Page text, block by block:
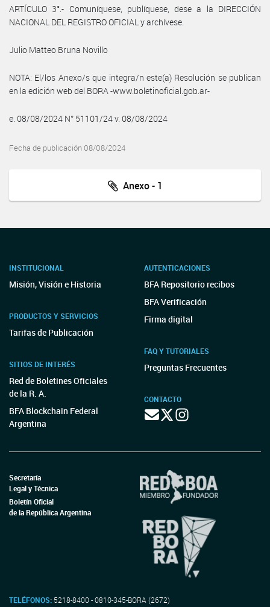
ARTÍCULO 3°.- Comuníquese, publíquese, dese a la DIRECCIÓN
NACIONAL DEL REGISTRO OFICIAL y archívese.
Julio Matteo Bruna Novillo
NOTA: El/los Anexo/s que integra/n este(a) Resolución se publican
en la edición web del BORA -www.boletinoficial.gob.ar-
e. 08/08/2024 N° 51101/24 v. 08/08/2024
Fecha de publicación 08/08/2024
Anexo - 1
INSTITUCIONAL
Misión, Visión e Historia
PRODUCTOS Y SERVICIOS
Tarifas de Publicación
SITIOS DE INTERÉS
Red de Boletines Oficiales
de la R. A.
BFA Blockchain Federal
Argentina
AUTENTICACIONES
BFA Repositorio recibos
BFA Verificación
Firma digital
FAQ Y TUTORIALES
Preguntas Frecuentes
CONTACTO
Secretaría
Legal y Técnica
Boletín Oficial
de la República Argentina
TELÉFONOS: 5218-8400 - 0810-345-BORA (2672)